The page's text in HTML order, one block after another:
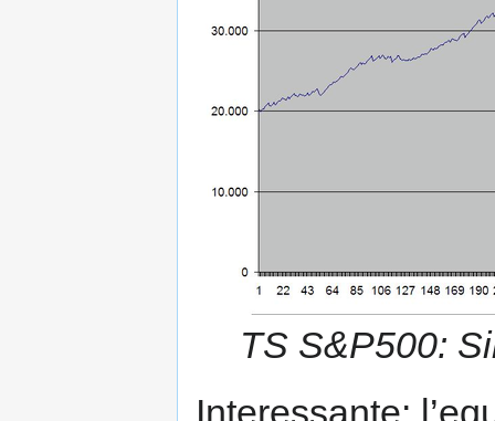
TS S&P500:
Interessante: